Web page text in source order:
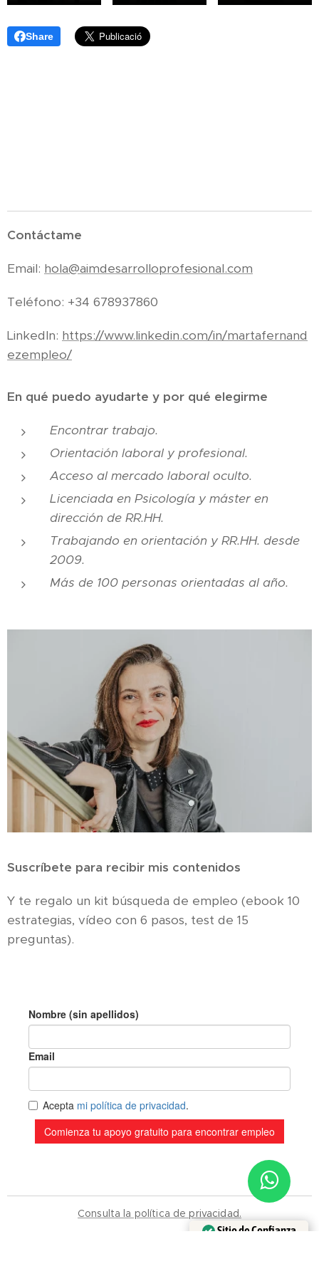
Share
Contáctame
Email: hola@aimdesarrolloprofesional.com
Teléfono: +34 678937860
LinkedIn: https://www.linkedin.com/in/martafernand
ezempleo/
En qué puedo ayudarte y por qué elegirme
Encontrar trabajo.
Orientación laboral y profesional.
Acceso al mercado laboral oculto.
Licenciada en Psicología y máster en
dirección de RR.HH.
Trabajando en orientación y RR.HH. desde
2009.
Más de 100 personas orientadas al año.
Suscríbete para recibir mis contenidos
Y te regalo un kit búsqueda de empleo (ebook 10
estrategias, vídeo con 6 pasos, test de 15
preguntas).
Consulta la política de privacidad.
Sitio de Confianza
Verificado por: